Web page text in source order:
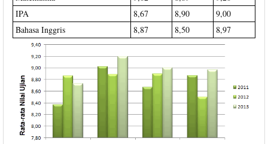
IPA
8,67 8,90
9,00
Bahasa Inggris
8,87 8,50 8,97